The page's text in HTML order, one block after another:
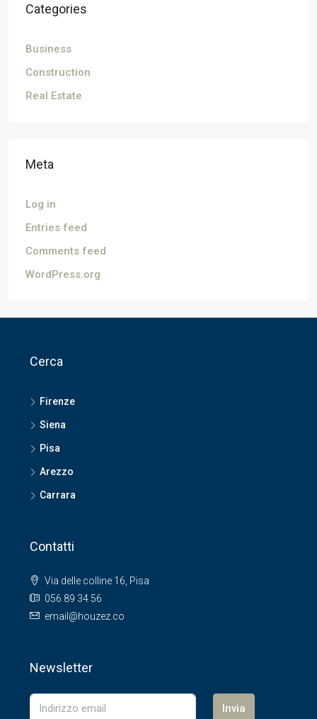
Categories
Business
Construction
Real Estate
Meta
Log in
Entries feed
Comments feed
WordPress.org
Cerca
Firenze
Siena
Pisa
Arezzo
Carrara
Contatti
Via delle colline 16, Pisa
056 89 34 56
email@houzez.co
Newsletter
Invia